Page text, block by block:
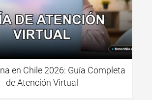
en Chile 2026: Guía Completa
de Atención Virtual